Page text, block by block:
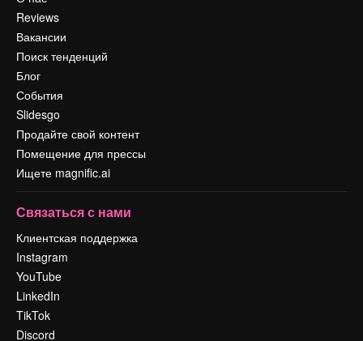
Reviews
Вакансии
Поиск тенденций
Блог
События
Slidesgo
Продайте свой контент
Помещение для прессы
Ищете magnific.ai
Связаться с нами
Клиентская поддержка
Instagram
YouTube
LinkedIn
TikTok
Discord